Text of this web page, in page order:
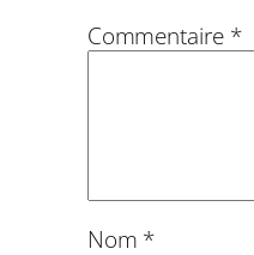
Commentaire *
Nom *